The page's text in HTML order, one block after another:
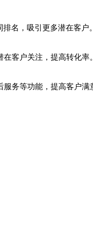
名，吸引更多潜在客户。
客户关注，提高转化率。
务等功能，提高客户满